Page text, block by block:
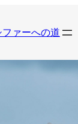
ァーへの道